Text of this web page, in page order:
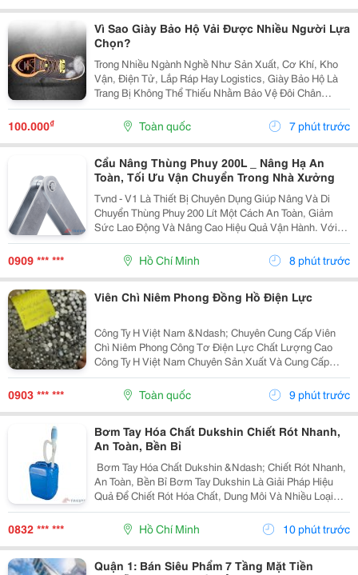
Vì Sao Giày Bảo Hộ Vải Được Nhiều Người Lựa
Chọn?
Trong Nhiều Ngành Nghề Như Sản Xuất, Cơ Khí, Kho
Vận, Điện Tử, Lắp Ráp Hay Logistics, Giày Bảo Hộ Là
Trang Bị Không Thể Thiếu Nhằm Bảo Vệ Đôi Chân
Trước Những Nguy Cơ Tiềm Ẩn Trong Quá Trình Làm
Việc. Bên Cạnh Các Dòng Giày Da Truyền Thống, Giày
100.000₫ Toàn quốc 7 phút trước
Cẩu Nâng Thùng Phuy 200L _ Nâng Hạ An
Toàn, Tối Ưu Vận Chuyển Trong Nhà Xưởng
Tvnd - V1 Là Thiết Bị Chuyên Dụng Giúp Nâng Và Di
Chuyển Thùng Phuy 200 Lít Một Cách An Toàn, Giảm
Sức Lao Động Và Nâng Cao Hiệu Quả Vận Hành. Với
Kết Cấu Thép Xi Mạ Chắc Chắn Cùng Tải Trọng Lên Đến
350 Kg , Sản Phẩm Đáp Ứng Tốt Nhu Cầu Sử Dụng
Trong...
0909 *** *** Hồ Chí Minh 8 phút trước
Viên Chì Niêm Phong Đồng Hồ Điện Lực
Công Ty H Việt Nam &Ndash; Chuyên Cung Cấp Viên
Chì Niêm Phong Công Tơ Điện Lực Chất Lượng Cao
Công Ty H Việt Nam Chuyên Sản Xuất Và Cung Cấp
Viên Chì Niêm Phong Công Tơ Điện Lực Với Chất
Lượng Ổn Định, Đáp Ứng Nhu Cầu Của Các Đơn Vị
Điện Lực,...
0903 *** *** Toàn quốc 9 phút trước
Bơm Tay Hóa Chất Dukshin Chiết Rót Nhanh,
An Toàn, Bền Bỉ
️ Bơm Tay Hóa Chất Dukshin &Ndash; Chiết Rót Nhanh,
An Toàn, Bền Bỉ Bơm Tay Dukshin Là Giải Pháp Hiệu
Quả Để Chiết Rót Hóa Chất, Dung Môi Và Nhiều Loại
Chất Lỏng Từ Thùng Phuy 200L Một Cách Nhanh Chóng
Và Tiện Lợi. ✅ Vận Hành Bằng Tay, Không Cần...
0832 *** *** Hồ Chí Minh 10 phút trước
Quận 1: Bán Siêu Phẩm 7 Tầng Mặt Tiền